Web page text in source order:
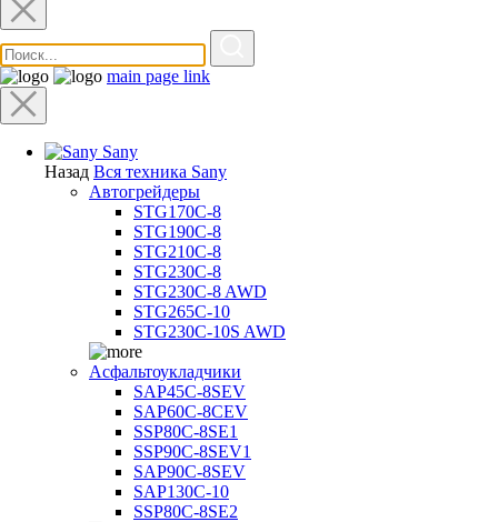
main page link
Sany
Назад Вся техника Sany
Автогрейдеры
STG170C-8
STG190C-8
STG210C-8
STG230C-8
STG230C-8 AWD
STG265C-10
STG230C-10S AWD
Асфальтоукладчики
SAP45С-8SEV
SAP60C-8CEV
SSP80C-8SE1
SSP90C-8SEV1
SAP90C-8SEV
SAP130C-10
SSP80C-8SE2